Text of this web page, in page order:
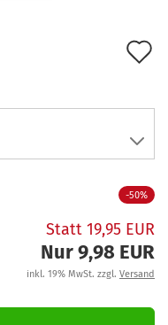
-50%
Statt 19,95 EUR
Nur 9,98 EUR
inkl. 19% MwSt. zzgl. Versand